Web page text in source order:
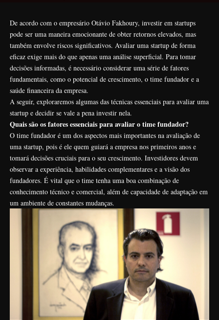
De acordo com o empresário Otávio Fakhoury, investir em startups
pode ser uma maneira emocionante de obter retornos elevados, mas
também envolve riscos significativos. Avaliar uma startup de forma
eficaz exige mais do que apenas uma análise superficial. Para tomar
decisões informadas, é necessário considerar uma série de fatores
fundamentais, como o potencial de crescimento, o time fundador e a
saúde financeira da empresa.
A seguir, exploraremos algumas das técnicas essenciais para avaliar uma
startup e decidir se vale a pena investir nela.
Quais são os fatores essenciais para avaliar o time fundador?
O time fundador é um dos aspectos mais importantes na avaliação de
uma startup, pois é ele quem guiará a empresa nos primeiros anos e
tomará decisões cruciais para o seu crescimento. Investidores devem
observar a experiência, habilidades complementares e a visão dos
fundadores. É vital que o time tenha uma boa combinação de
conhecimento técnico e comercial, além de capacidade de adaptação em
um ambiente de constantes mudanças.